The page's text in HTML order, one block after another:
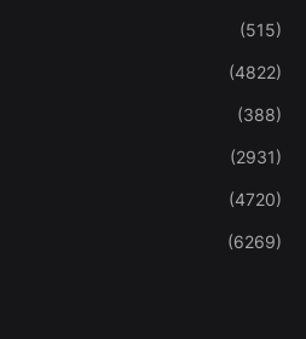
(515)
(4822)
(388)
(2931)
(4720)
(6269)